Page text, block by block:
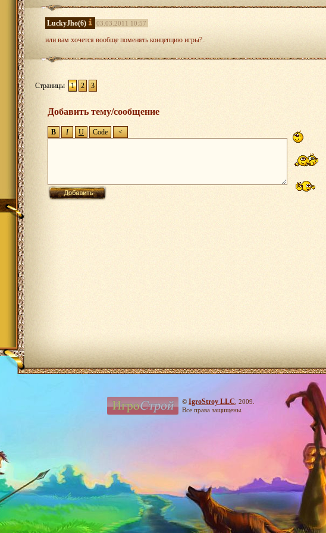
изменения/обновления продолжаться - вернутся..
LuckyJho(6) 03.03.2011 10:57
или вам хочется вообще поменять концепцию игры?..
Страницы 1 2 3
Добавить тему/сообщение
© IgroStroy LLC , 2009.
Все права защищены.